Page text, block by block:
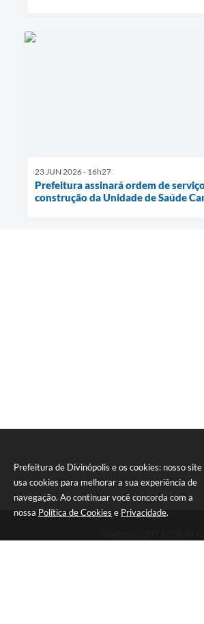
Prefeitura de Divinópolis e os cookies: nosso site
usa cookies para melhorar a sua experiência de
navegação. Ao continuar você concorda com a
nossa Política de Cookies e Privacidade.
23 JUN 2026 - 16h27
Prefeitura assinará ordem de
construção da Unidade de Saúde